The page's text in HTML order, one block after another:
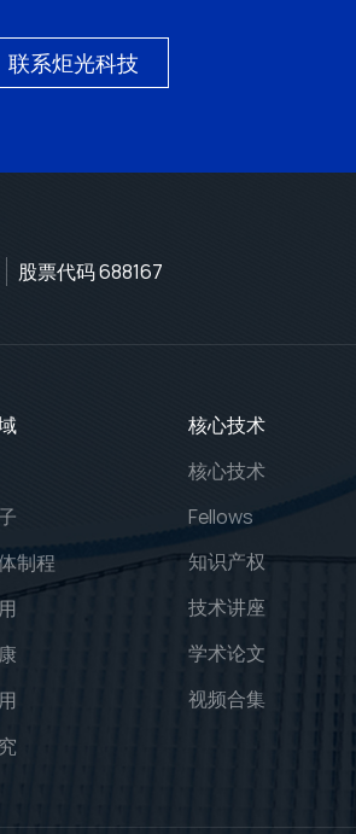
联系炬光科技
股票代码 688167
制程
核心技术
核心技术
Fellows
知识产权
技术讲座
学术论文
视频合集